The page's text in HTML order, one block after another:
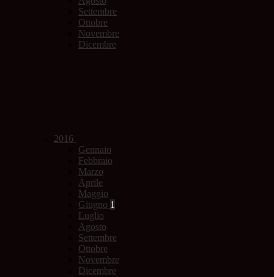
Settembre
Ottobre
Novembre
Dicembre
2016
Gennaio
Febbraio
Marzo
Aprile
Maggio
Giugno 1
Luglio
Agosto
Settembre
Ottobre
Novembre
Dicembre